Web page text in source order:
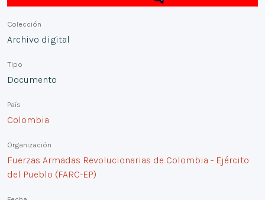
Colección
Archivo digital
Tipo
Documento
País
Colombia
Organización
Fuerzas Armadas Revolucionarias de Colombia - Ejército
del Pueblo (FARC-EP)